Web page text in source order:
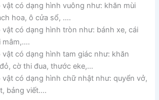
vật có dạng hình vuông như: khăn mùi
hoa, ô cửa sổ, ….
vật có dạng hình tròn như: bánh xe, cái
mâm,….
vật có dạng hình tam giác như: khăn
cờ thi đua, thước eke,…
vật có dạng hình chữ nhật như: quyển vở,
bảng viết….